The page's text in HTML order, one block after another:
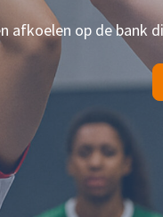
afkoelen op de bank